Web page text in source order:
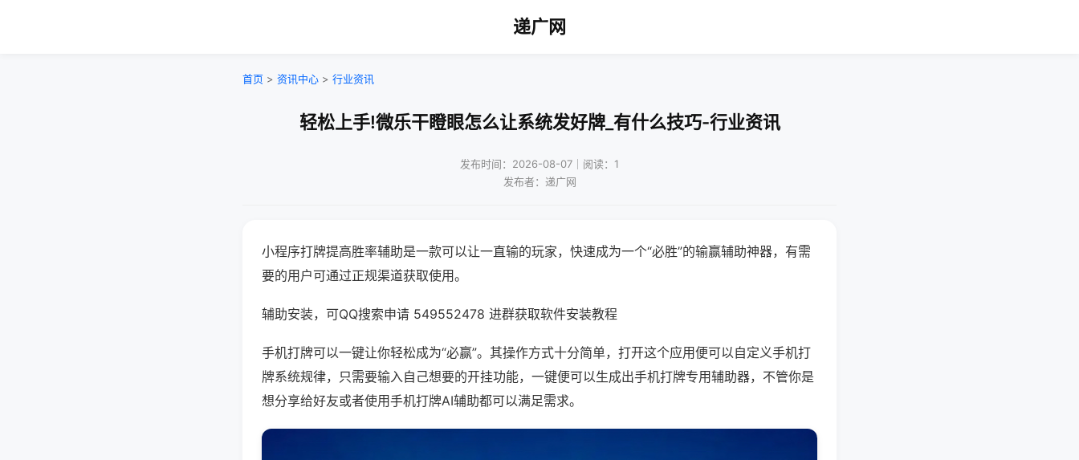
递广网
首页 > 资讯中心 > 行业资讯
轻松上手!微乐干瞪眼怎么让系统发好牌_有什么技巧-行业资讯
发布时间：2026-08-07｜阅读：1
发布者：递广网
小程序打牌提高胜率辅助是一款可以让一直输的玩家，快速成为一个“必胜”的输赢辅助神器，有需
要的用户可通过正规渠道获取使用。
辅助安装，可QQ搜索申请 549552478 进群获取软件安装教程
手机打牌可以一键让你轻松成为“必赢”。其操作方式十分简单，打开这个应用便可以自定义手机打
牌系统规律，只需要输入自己想要的开挂功能，一键便可以生成出手机打牌专用辅助器，不管你是
想分享给好友或者使用手机打牌AI辅助都可以满足需求。